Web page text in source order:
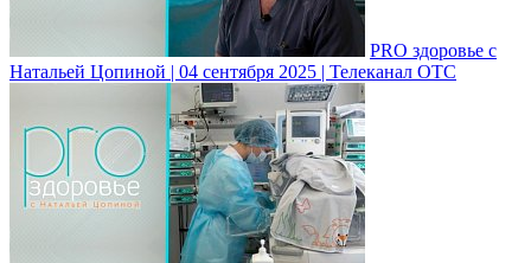
PRO здоровье с
Натальей Цопиной | 04 сентября 2025 | Телеканал ОТС